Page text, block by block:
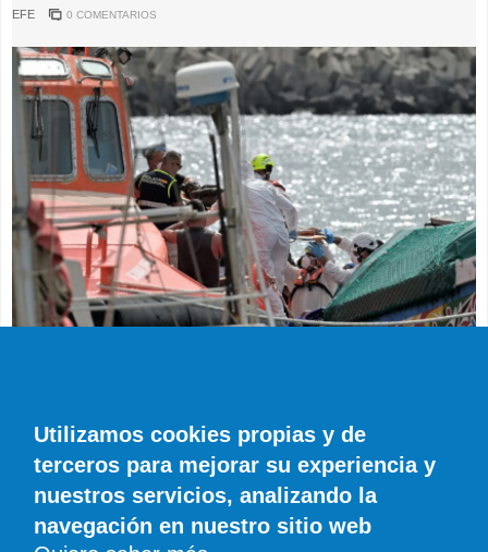
EFE 0 COMENTARIOS
Hierro
EFE 0 COMENTARIOS
Utilizamos cookies propias y de
terceros para mejorar su experiencia y
nuestros servicios, analizando la
navegación en nuestro sitio web